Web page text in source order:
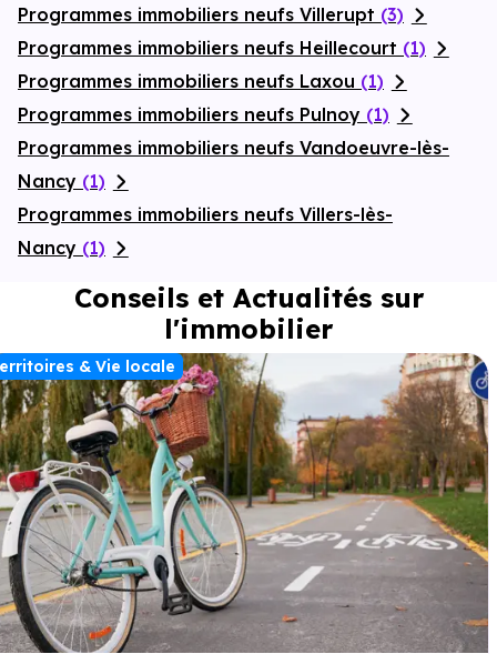
Financer
Programmes immobiliers neufs Villerupt (3)
Programmes immobiliers neufs Heillecourt (1)
Programmes immobiliers neufs Laxou (1)
Programmes immobiliers neufs Pulnoy (1)
Programmes immobiliers neufs Vandoeuvre-lès-
Nancy (1)
Programmes immobiliers neufs Villers-lès-
Nancy (1)
Conseils et Actualités sur
l'immobilier
& Vie locale